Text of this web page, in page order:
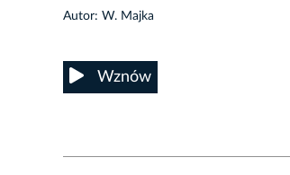
Autor: W. Majka
Wznów